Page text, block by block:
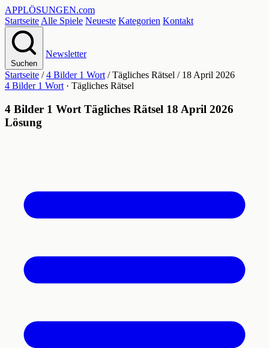
APPLÖSUNGEN.com
Startseite Alle Spiele Neueste Kategorien Kontakt
Suchen
Newsletter
Startseite / 4 Bilder 1 Wort / Tägliches Rätsel / 18 April 2026
4 Bilder 1 Wort · Tägliches Rätsel
4 Bilder 1 Wort Tägliches Rätsel 18 April 2026
Lösung